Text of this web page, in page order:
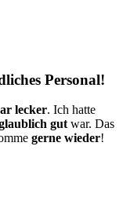
Personal!
lecker. Ich hatte
gut war. Das
gerne wieder!